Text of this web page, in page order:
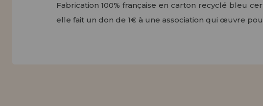
Fabrication 100% française en carton recyclé bleu
elle fait un don de 1€ à une association qui œuvre